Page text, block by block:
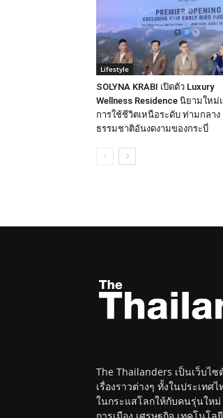
Lifestyle
SOLYNA KRABI เปิดตัว Luxury
Wellness Residence นิยามใหม่
การใช้ชีวิตเหนือระดับ ท่ามกลาง
ธรรมชาติอันงดงามของกระบี่
The Thailanders เป็นเว็บไ
เรื่องราวต่างๆ ทั้งในประเทศ
ในกระแสโลกให้กับคนรุ่นให
การเมือง เศรษฐกิจ เทคโนโ